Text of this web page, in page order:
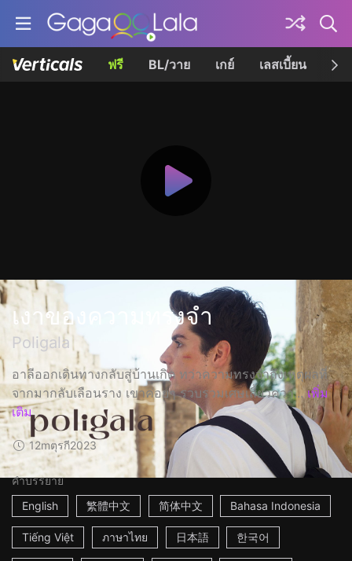
ฟรี BL/วาย เกย์ เลสเบี้ยน เค
เงาของความทรงจำ
Poligala
อาลีออกเดินทางกลับสู่บ้านเกิด ทว่าความทรงจำถึงเหตุผลที่
จากมากลับเลือนราง เขาค่อยๆ รวบรวมเศษเสี้ยวควา... เพิ่ม
เติม
12mตุรกี2023
คำบรรยาย
English
繁體中文 简体中文 Bahasa Indonesia
Tiếng Việt ภาษาไทย 日本語 한국어